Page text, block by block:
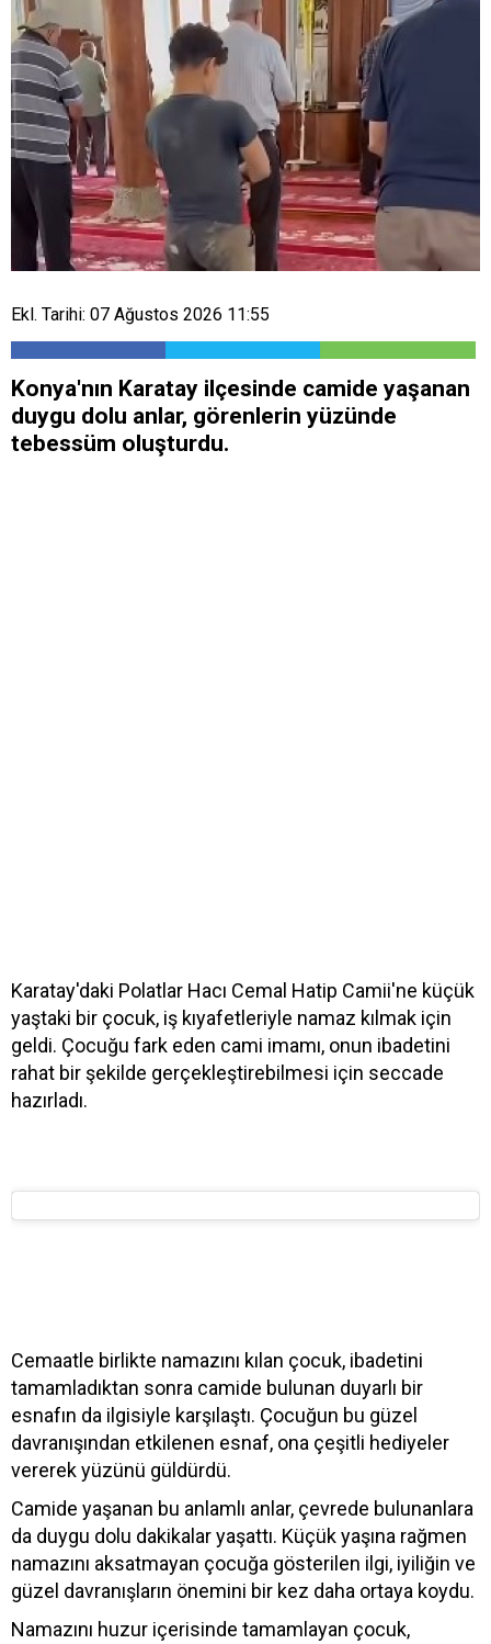
Ekl. Tarihi: 07 Ağustos 2026 11:55
Konya'nın Karatay ilçesinde camide yaşanan
duygu dolu anlar, görenlerin yüzünde
tebessüm oluşturdu.
Karatay'daki Polatlar Hacı Cemal Hatip Camii'ne küçük
yaştaki bir çocuk, iş kıyafetleriyle namaz kılmak için
geldi. Çocuğu fark eden cami imamı, onun ibadetini
rahat bir şekilde gerçekleştirebilmesi için seccade
hazırladı.
Cemaatle birlikte namazını kılan çocuk, ibadetini
tamamladıktan sonra camide bulunan duyarlı bir
esnafın da ilgisiyle karşılaştı. Çocuğun bu güzel
davranışından etkilenen esnaf, ona çeşitli hediyeler
vererek yüzünü güldürdü.
Camide yaşanan bu anlamlı anlar, çevrede bulunanlara
da duygu dolu dakikalar yaşattı. Küçük yaşına rağmen
namazını aksatmayan çocuğa gösterilen ilgi, iyiliğin ve
güzel davranışların önemini bir kez daha ortaya koydu.
Namazını huzur içerisinde tamamlayan çocuk,